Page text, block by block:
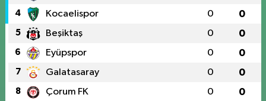
4 Kocaelispor 0 0
5 Beşiktaş 0 0
6 Eyüpspor 0 0
7 Galatasaray 0 0
8 Çorum FK 0 0